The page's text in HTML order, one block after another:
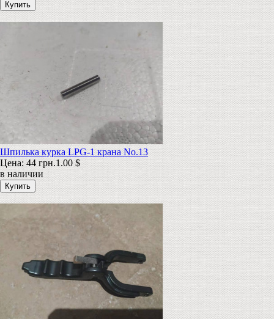
Шпилька курка LPG-1 крана No.13
Цена:44 грн.1.00 $
в наличии